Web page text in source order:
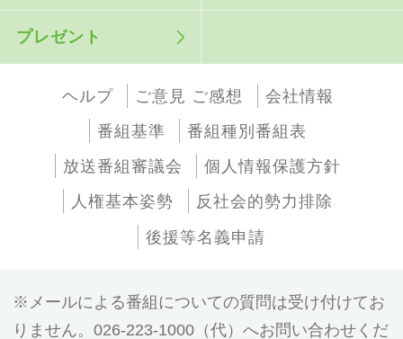
プレゼント
ヘルプ ご意見 ご感想
会社情報
番組基準
番組種別番組表
放送番組審議会
個人情報保護方針
人権基本姿勢
反社会的勢力排除
後援等名義申請
メールによる番組についての質問は受け付けてお
りません。026-223-1000（代）へお問い合わせくだ